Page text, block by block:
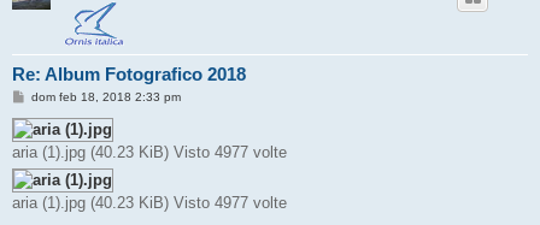
Re: Album Fotografico 2018
M
s
s
a
g
g
i
o
dom feb 18, 2018 2:33 pm
aria (1).jpg (40.23 KiB) Visto 4977 volte
aria (1).jpg (40.23 KiB) Visto 4977 volte